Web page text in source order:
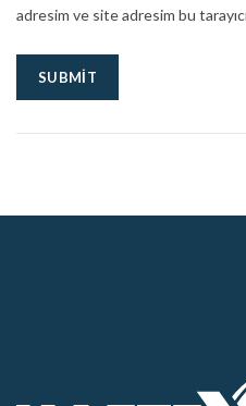
adresim ve site adresim bu